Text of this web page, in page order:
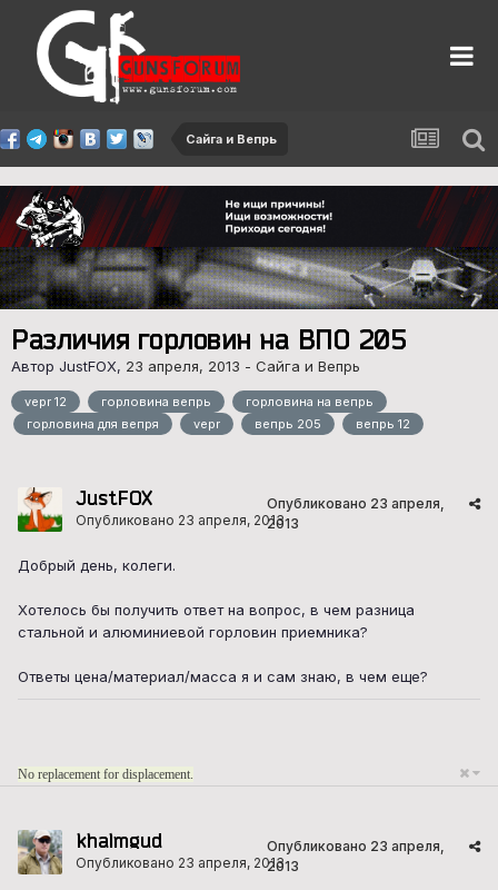
Сайга и Вепрь
Различия горловин на ВПО 205
Автор JustFOX, 23 апреля, 2013 - Сайга и Вепрь
vepr 12 горловина вепрь
горловина на вепрь
горловина для вепря
vepr вепрь 205 вепрь 12
JustFOX
Опубликовано 23 апреля, 2013
Опубликовано 23 апреля,
2013
Добрый день, колеги.
Хотелось бы получить ответ на вопрос, в чем разница
стальной и алюминиевой горловин приемника?
Ответы цена/материал/масса я и сам знаю, в чем еще?
No replacement for displacement.
khalmgud
Опубликовано 23 апреля, 2013
Опубликовано 23 апреля,
2013